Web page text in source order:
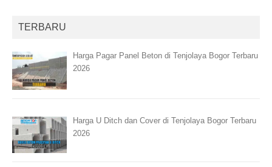
TERBARU
Harga Pagar Panel Beton di Tenjolaya Bogor Terbaru
2026
Harga U Ditch dan Cover di Tenjolaya Bogor Terbaru
2026